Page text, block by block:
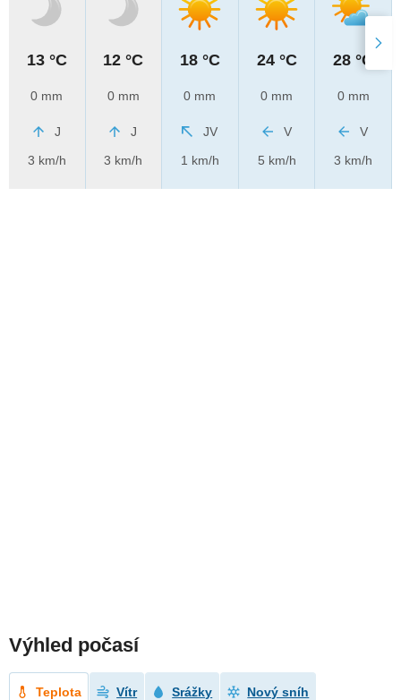
13 °C
0 mm
J
3 km/h
12 °C
0 mm
J
3 km/h
18 °C
0 mm
JV
1 km/h
24 °C
0 mm
V
5 km/h
28 °C
0 mm
V
3 km/h
Výhled počasí
Teplota Vítr Srážky Nový sníh